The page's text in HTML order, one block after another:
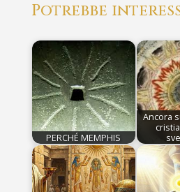
Potrebbe
PERCHÉ MEMPHIS
Ancora